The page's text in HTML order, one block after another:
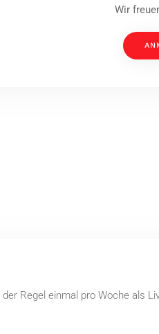
Wir
Regel einmal pro Woche als